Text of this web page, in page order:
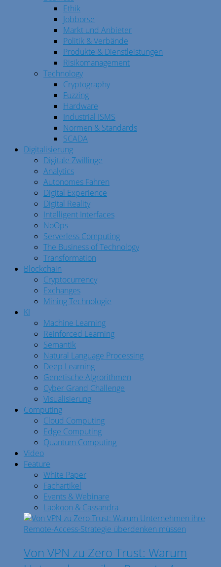
Ethik
Jobbörse
Markt und Anbieter
Politik & Verbände
Produkte & Dienstleistungen
Risikomanagement
Technology
Cryptography
Fuzzing
Hardware
Industrial ISMS
Normen & Standards
SCADA
Digitalisierung
Digitale Zwillinge
Analytics
Autonomes Fahren
Digital Experience
Digital Reality
Intelligent Interfaces
NoOps
Serverless Computing
The Business of Technology
Transformation
Blockchain
Cryptocurrency
Exchanges
Mining Technologie
KI
Machine Learning
Reinforced Learning
Semantik
Natural Language Processing
Deep Learning
Genetische Algrorithmen
Cyber Grand Challenge
Visualisierung
Computing
Cloud Computing
Edge Computing
Quantum Computing
Video
Feature
White Paper
Fachartikel
Events & Webinare
Laokoon & Cassandra
Von VPN zu Zero Trust: Warum